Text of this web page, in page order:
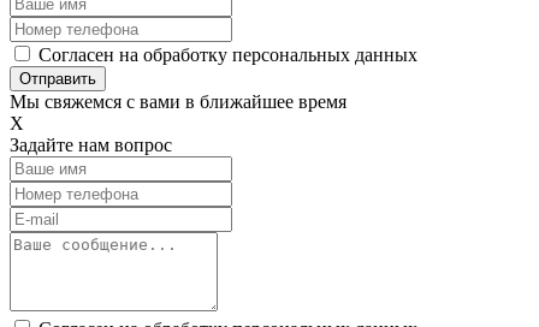
Согласен на обработку персональных данных
Отправить
Мы свяжемся с вами в ближайшее время
X
Задайте нам вопрос